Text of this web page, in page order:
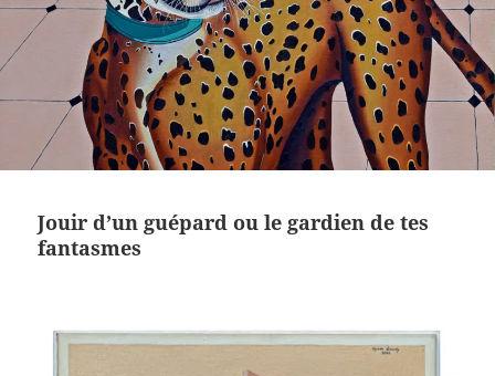
Jouir d’un guépard ou le gardien de tes
fantasmes